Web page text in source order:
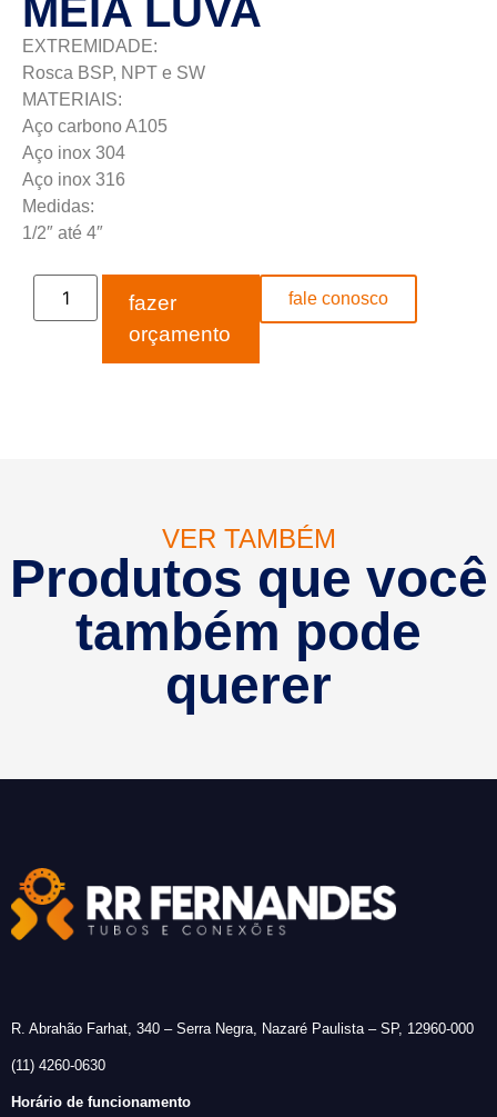
MEIA LUVA
EXTREMIDADE:
Rosca BSP, NPT e SW
MATERIAIS:
Aço carbono A105
Aço inox 304
Aço inox 316
Medidas:
1/2″ até 4″
fazer
orçamento
fale conosco
VER TAMBÉM
Produtos que você
também pode
querer
R. Abrahão Farhat, 340 – Serra Negra, Nazaré Paulista – SP, 12960-000
(11) 4260-0630
Horário de funcionamento